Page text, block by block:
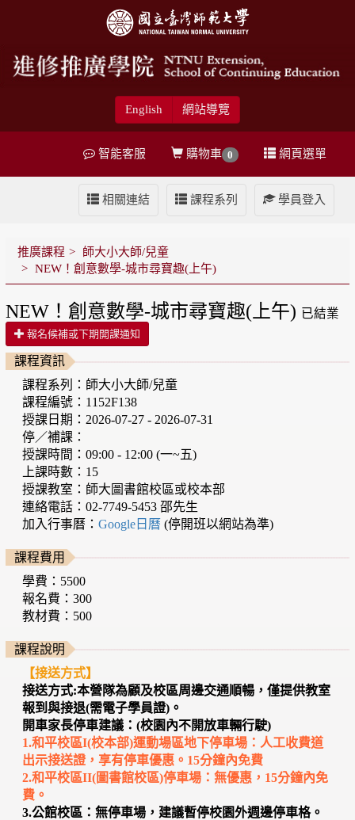
English 網站導覽
網頁選單
購物車 0
智能客服
學員登入
課程系列
相關連結
推廣課程
師大小大師/兒童
NEW！創意數學-城市尋寶趣(上午)
NEW！創意數學-城市尋寶趣(上午) 已結業
報名候補或下期開課通知
課程資訊
課程系列：師大小大師/兒童
課程編號：1152F138
授課日期：2026-07-27 - 2026-07-31
停／補課：
授課時間：09:00 - 12:00 (一~五)
上課時數：15
授課教室：師大圖書館校區或校本部
連絡電話：02-7749-5453 邵先生
加入行事曆：Google日曆(停開班以網站為準)
課程費用
學費：5500
報名費：300
教材費：500
課程說明
【接送方式】
接送方式:本營隊為顧及校區周邊交通順暢，僅提供教室
報到與接退(需電子學員證)。
開車家長停車建議：(校園內不開放車輛行駛)
1.和平校區I(校本部)運動場區地下停車場：人工收費道
出示接送證，享有停車優惠。15分鐘內免費
2.和平校區II(圖書館校區)停車場：無優惠，15分鐘內免
費。
3.公館校區：無停車場，建議暫停校園外週邊停車格。